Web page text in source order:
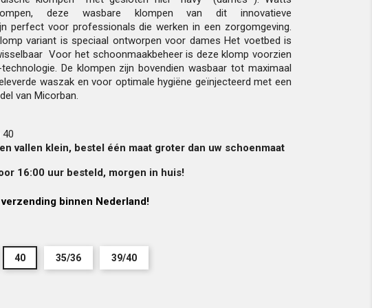
deze wasbare klompen van dit innovatieve
perfect voor professionals die werken in een zorgomgeving.
variant is speciaal ontworpen voor dames Het voetbed is
Voor het schoonmaakbeheer is deze klomp voorzien
De klompen zijn bovendien wasbaar tot maximaal
waszak en voor optimale hygiëne geïnjecteerd met een
van Micorban.
vallen klein, bestel één maat groter dan uw schoenmaat
16:00 uur besteld, morgen in huis!
verzending binnen Nederland!
40 35/36 39/40